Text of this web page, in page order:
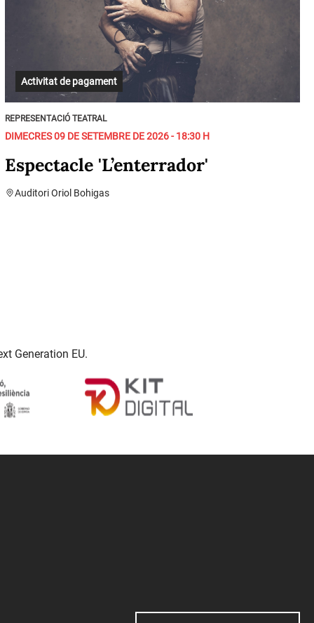
Activitat de pagament
REPRESENTACIÓ TEATRAL
DIMECRES 09 DE SETEMBRE DE 2026 - 18:30 H
Espectacle 'L’enterrador'
Auditori Oriol Bohigas
Generation EU.